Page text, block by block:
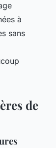
à
sans
de